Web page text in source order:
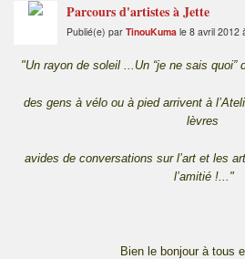
Parcours d'artistes à Jette
Publié(e) par TinouKuma le 8 avril 2012
"Un rayon de soleil ...Un “je ne sais quoi”
des gens à vélo ou à pied arrivent à
lèvres
avides de conversations sur l’art et les
l’amitié !..."
Bien le bonjour à tous